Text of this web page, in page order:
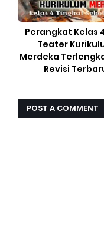
Perangkat Kelas
Teater
Merdeka
Revisi
POST A COMMENT